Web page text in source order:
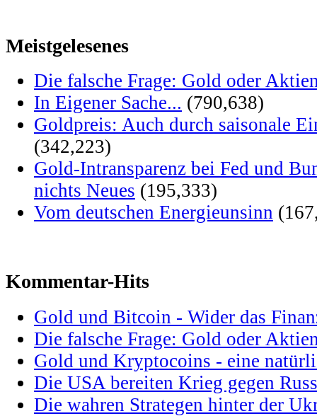
Meistgelesenes
Die falsche Frage: Gold oder
In Eigener Sache... (790,638)
Goldpreis: Auch durch saisonale
(342,223)
Gold-Intransparenz bei Fed und
nichts Neues (195,333)
Vom deutschen Energieunsinn
Kommentar-Hits
Gold und Bitcoin - Wider das
Die falsche Frage: Gold oder
Gold und Kryptocoins - eine
Die USA bereiten Krieg gegen
Die wahren Strategen hinter der